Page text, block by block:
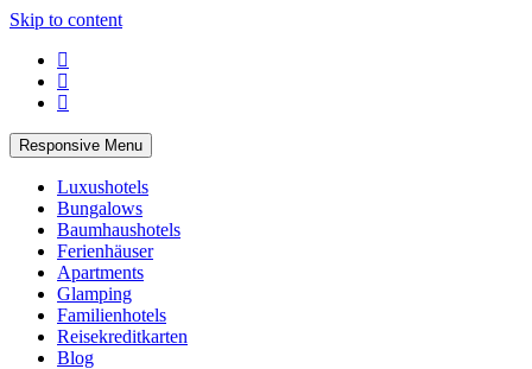
Skip to content
Responsive Menu
Luxushotels
Bungalows
Baumhaushotels
Ferienhäuser
Apartments
Glamping
Familienhotels
Reisekreditkarten
Blog